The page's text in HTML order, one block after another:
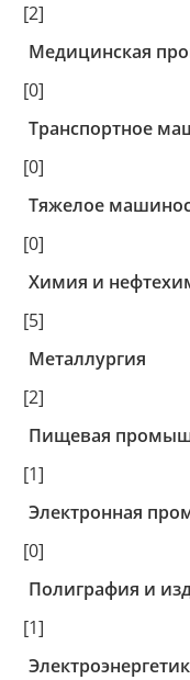
[2]
Медицинская
[0]
Транспортное
[0]
Тяжелое
[0]
Химия и
[5]
Металлургия
[2]
Пищевая
[1]
Электронная
[0]
Полиграфия и
[1]